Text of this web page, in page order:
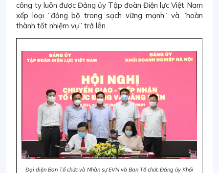
công ty luôn được Đảng ủy Tập đoàn Điện lực Việt Nam
xếp loại “đảng bộ trong sạch vững mạnh” và “hoàn
thành tốt nhiệm vụ” trở lên.
Đại diện Ban Tổ chức và Nhân sự EVN và Ban Tổ chức Đảng ủy Khối